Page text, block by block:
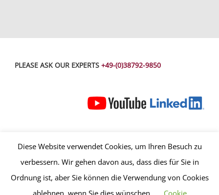
PLEASE ASK OUR EXPERTS +49-(0)38792-9850
AGB -Impressum-Datenschutz-Kontakt
© Copyright 2023 – Alle Inhalte, insbesondere Texte, Fotografien und
Grafiken sind urheberrechtlich geschützt. Alle Rechte, einschließlich
Diese Website verwendet Cookies, um Ihren Besuch zu
verbessern. Wir gehen davon aus, dass dies für Sie in
Ordnung ist, aber Sie können die Verwendung von Cookies
ablehnen, wenn Sie dies wünschen.
Cookie